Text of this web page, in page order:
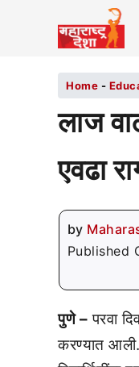
Home -
लाज
एवढा
by
Published
पुणे – परवा
करण्यात आली.